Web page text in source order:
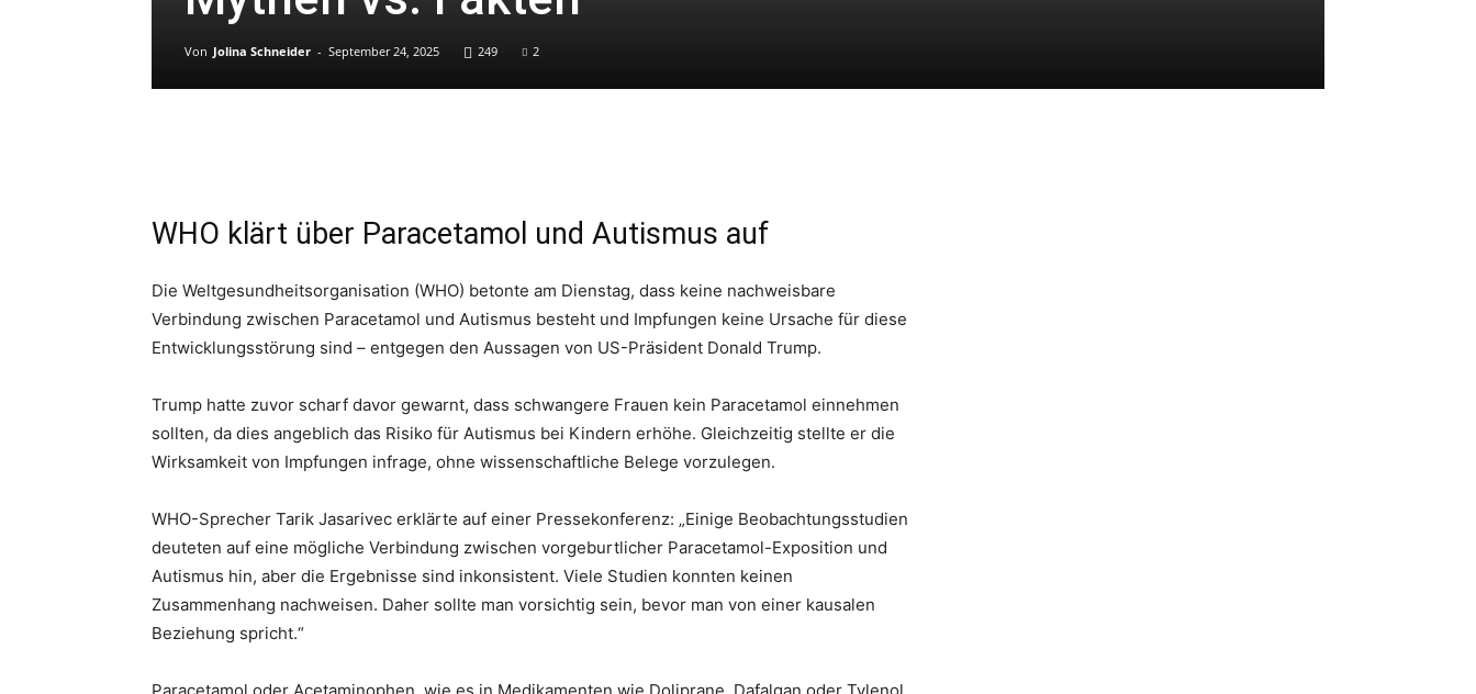
Von Jolina Schneider - September 24, 2025 249 2
WHO klärt über Paracetamol und Autismus auf
Die Weltgesundheitsorganisation (WHO) betonte am Dienstag, dass keine nachweisbare
Verbindung zwischen Paracetamol und Autismus besteht und Impfungen keine Ursache für diese
Entwicklungsstörung sind – entgegen den Aussagen von US-Präsident Donald Trump.
Trump hatte zuvor scharf davor gewarnt, dass schwangere Frauen kein Paracetamol einnehmen
sollten, da dies angeblich das Risiko für Autismus bei Kindern erhöhe. Gleichzeitig stellte er die
Wirksamkeit von Impfungen infrage, ohne wissenschaftliche Belege vorzulegen.
WHO-Sprecher Tarik Jasarivec erklärte auf einer Pressekonferenz: „Einige Beobachtungsstudien
deuteten auf eine mögliche Verbindung zwischen vorgeburtlicher Paracetamol-Exposition und
Autismus hin, aber die Ergebnisse sind inkonsistent. Viele Studien konnten keinen
Zusammenhang nachweisen. Daher sollte man vorsichtig sein, bevor man von einer kausalen
Beziehung spricht.“